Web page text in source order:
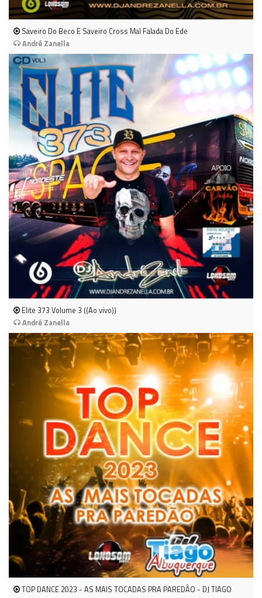
Saveiro Do Beco E Saveiro Cross Mal Falada Do Ede
André Zanella
Elite 373 Volume 3 ((Ao vivo))
André Zanella
TOP DANCE 2023 - AS MAIS TOCADAS PRA PAREDÃO - DJ TIAGO